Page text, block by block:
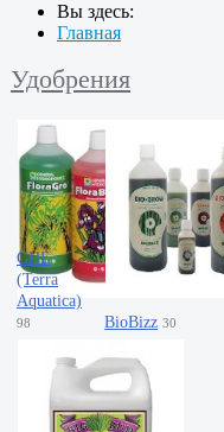
Вы здесь:
Главная
Удобрения
GHE
(Terra
Aquatica)
98 BioBizz 30